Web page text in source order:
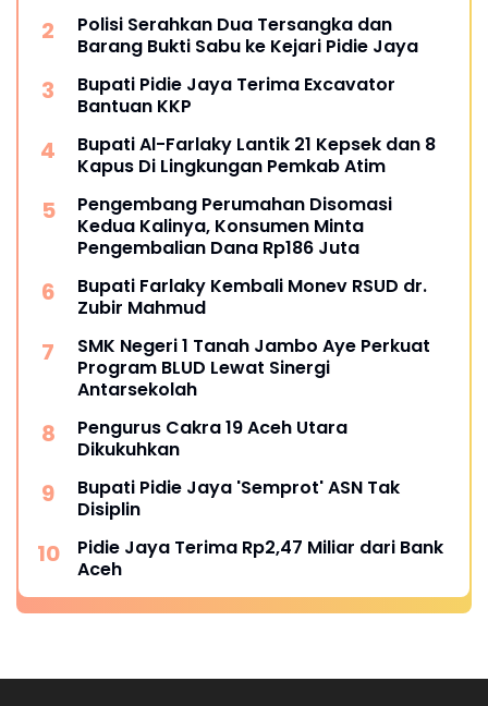
Polisi Serahkan Dua Tersangka dan
Barang Bukti Sabu ke Kejari Pidie Jaya
Bupati Pidie Jaya Terima Excavator
Bantuan KKP
Bupati Al-Farlaky Lantik 21 Kepsek dan 8
Kapus Di Lingkungan Pemkab Atim
Pengembang Perumahan Disomasi
Kedua Kalinya, Konsumen Minta
Pengembalian Dana Rp186 Juta
Bupati Farlaky Kembali Monev RSUD dr.
Zubir Mahmud
SMK Negeri 1 Tanah Jambo Aye Perkuat
Program BLUD Lewat Sinergi
Antarsekolah
Pengurus Cakra 19 Aceh Utara
Dikukuhkan
Bupati Pidie Jaya 'Semprot' ASN Tak
Disiplin
Pidie Jaya Terima Rp2,47 Miliar dari Bank
Aceh